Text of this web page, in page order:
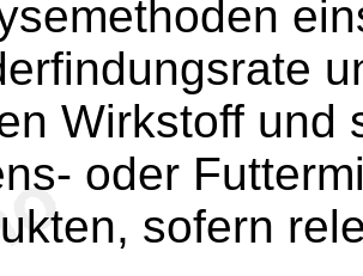
Wirkstoff und
oder
sofern